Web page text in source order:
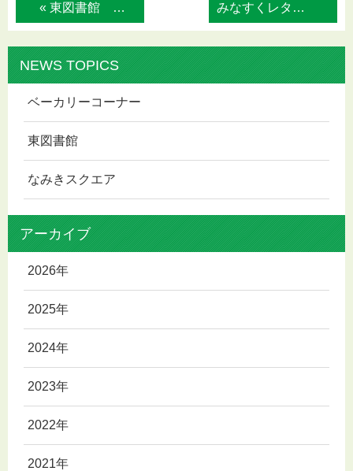
« 東図書館 ツキイチフラワーレッスン みなすくレター 2023年3月号 特別編 »
NEWS TOPICS
ベーカリーコーナー
東図書館
なみきスクエア
アーカイブ
2026年
2025年
2024年
2023年
2022年
2021年